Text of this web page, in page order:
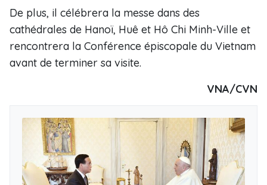
De plus, il célébrera la messe dans des
cathédrales de Hanoï, Huê et Hô Chi Minh-Ville et
rencontrera la Conférence épiscopale du Vietnam
avant de terminer sa visite.
VNA/CVN